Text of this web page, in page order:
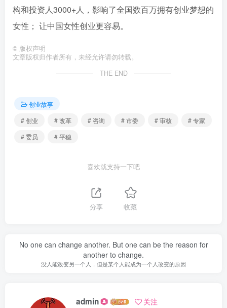
构和投资人3000+人，影响了全国数百万拥有创业梦想的
女性； 让中国女性创业更容易。
© 版权声明
文章版权归作者所有，未经允许请勿转载。
THE END
创业故事
# 创业
# 改革 # 咨询 # 市委 # 审核
# 专家
# 委员
# 平稳
喜欢就支持一下吧
分享 收藏
No one can change another. But one can be the reason for
another to change.
没人能改变另一个人，但是某个人能成为一个人改变的原因
admin 关注